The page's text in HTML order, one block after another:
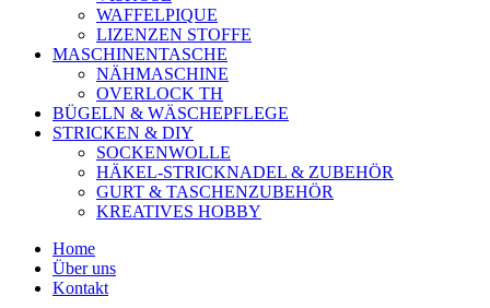
WAFFELPIQUE
LIZENZEN STOFFE
MASCHINENTASCHE
NÄHMASCHINE
OVERLOCK TH
BÜGELN & WÄSCHEPFLEGE
STRICKEN & DIY
SOCKENWOLLE
HÄKEL-STRICKNADEL & ZUBEHÖR
GURT & TASCHENZUBEHÖR
KREATIVES HOBBY
Home
Über uns
Kontakt